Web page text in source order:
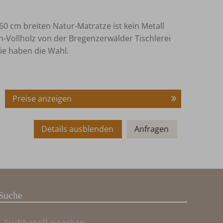
cm breiten Natur-Matratze ist kein Metall
Vollholz von der Bregenzerwälder Tischlerei
haben die Wahl.
Preise anzeigen
Anfragen
Details ausblenden
Suchbegriff